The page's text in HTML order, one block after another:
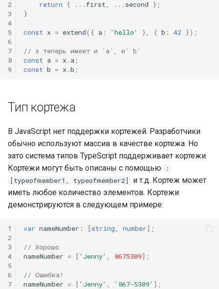
2
3
4
5
6
7
8
9
return
{ ...first ... second
};
}
const x = extend({ a : 'hello' }, { b : 42 });
// x теперь имеет и `a`, и` b`
const a = x. a ;
const b = x.b ;
Тип кортежа
В JavaScript нет поддержки кортежей. Разработчики
обычно используют массив в качестве кортежа. Но
зато система типов TypeScript поддерживает кортежи.
Кортежи могут быть описаны с помощью
:
[typeofmember1, typeofmember2]
и т.д. Кортеж может
иметь любое количество элементов. Кортежи
демонстрируются в следующем примере:
1
2
3
4
5
6
7
var nameNumber : [string number];
// Хорошо
nameNumber = [ 'Jenny' 8675309];
// Ошибка!
nameNumber = [ 'Jenny' '867-5309' ];